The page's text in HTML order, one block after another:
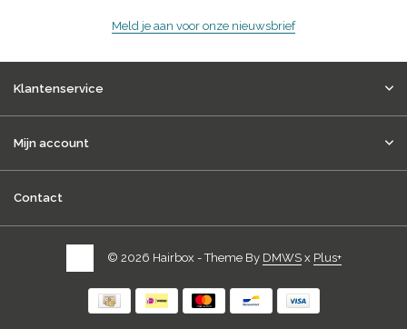
Meld je aan voor onze nieuwsbrief
Klantenservice
Mijn account
Contact
© 2026 Hairbox - Theme By DMWSx Plus+